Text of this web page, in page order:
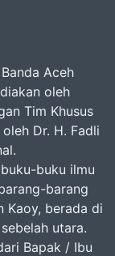
Aceh
oleh
Tim Khusus
Dr. H. Fadli
buku ilmu
barang
Kaoy, berada di
utara.
Bapak / Ibu